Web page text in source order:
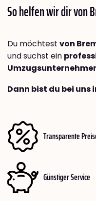
So helfen wir dir von
Du möchtest von
und suchst ein
Dann bist du bei uns
Transparente
Günstiger Service